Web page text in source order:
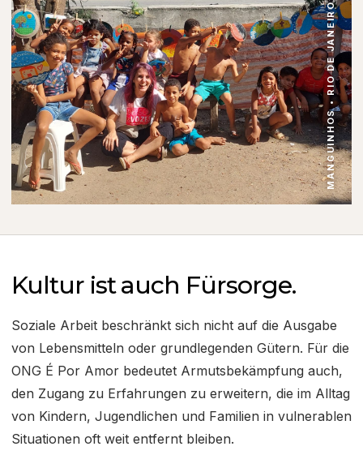
MANGUINHOS • RIO DE JANEIRO
Kultur ist auch Fürsorge.
Soziale Arbeit beschränkt sich nicht auf die Ausgabe
von Lebensmitteln oder grundlegenden Gütern. Für die
ONG É Por Amor bedeutet Armutsbekämpfung auch,
den Zugang zu Erfahrungen zu erweitern, die im Alltag
von Kindern, Jugendlichen und Familien in vulnerablen
Situationen oft weit entfernt bleiben.